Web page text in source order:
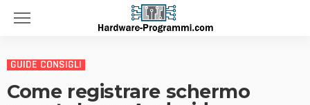
GUIDE CONSIGLI
Come registrare schermo